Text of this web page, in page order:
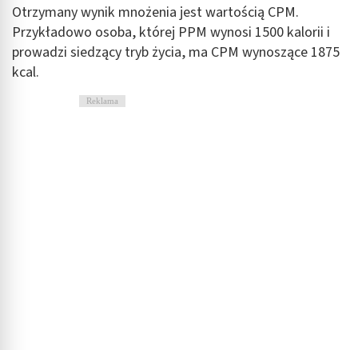
Otrzymany wynik mnożenia jest wartością CPM.
Przykładowo osoba, której PPM wynosi 1500 kalorii i
prowadzi siedzący tryb życia, ma CPM wynoszące 1875
kcal.
Reklama